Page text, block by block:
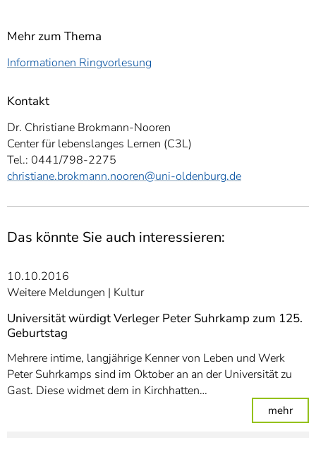
Mehr zum Thema
Informationen Ringvorlesung
Kontakt
Dr. Christiane Brokmann-Nooren
Center für lebenslanges Lernen (C3L)
Tel.: 0441/798-2275
christiane.brokmann.nooren@uni-oldenburg.de
Das könnte Sie auch interessieren:
10.10.2016
Weitere Meldungen
Kultur
Universität würdigt Verleger Peter Suhrkamp zum 125.
Geburtstag
Mehrere intime, langjährige Kenner von Leben und Werk
Peter Suhrkamps sind im Oktober an an der Universität zu
Gast. Diese widmet dem in Kirchhatten…
mehr: